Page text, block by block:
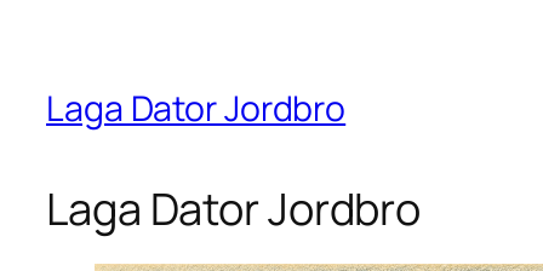
Laga Dator Jordbro
Laga Dator Jordbro